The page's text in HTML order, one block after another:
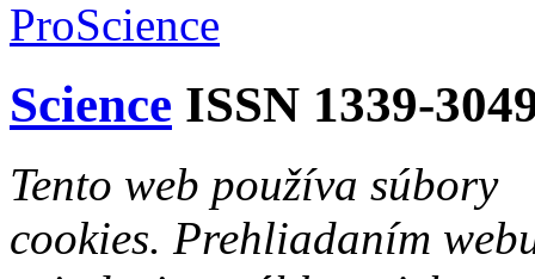
Science ISSN 1339-
Tento web používa súbory
cookies. Prehliadaním